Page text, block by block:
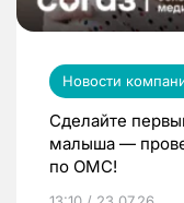
Новости
Сделайте
малыша —
по ОМС!